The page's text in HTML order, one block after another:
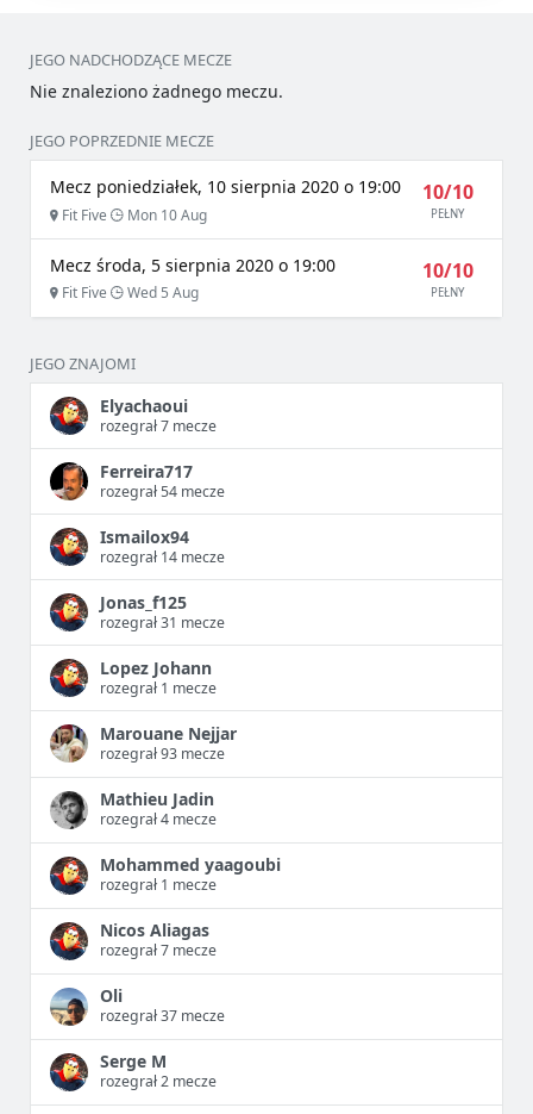
JEGO NADCHODZĄCE MECZE
Nie znaleziono żadnego meczu.
JEGO POPRZEDNIE MECZE
Mecz poniedziałek, 10 sierpnia 2020 o 19:00
Fit Five Mon 10 Aug
10/10
PEŁNY
Mecz środa, 5 sierpnia 2020 o 19:00
Fit Five Wed 5 Aug
10/10
PEŁNY
JEGO ZNAJOMI
Elyachaoui
rozegrał 7 mecze
Ferreira717
rozegrał 54 mecze
Ismailox94
rozegrał 14 mecze
Jonas_f125
rozegrał 31 mecze
Lopez Johann
rozegrał 1 mecze
Marouane Nejjar
rozegrał 93 mecze
Mathieu Jadin
rozegrał 4 mecze
Mohammed yaagoubi
rozegrał 1 mecze
Nicos Aliagas
rozegrał 7 mecze
Oli
rozegrał 37 mecze
Serge M
rozegrał 2 mecze